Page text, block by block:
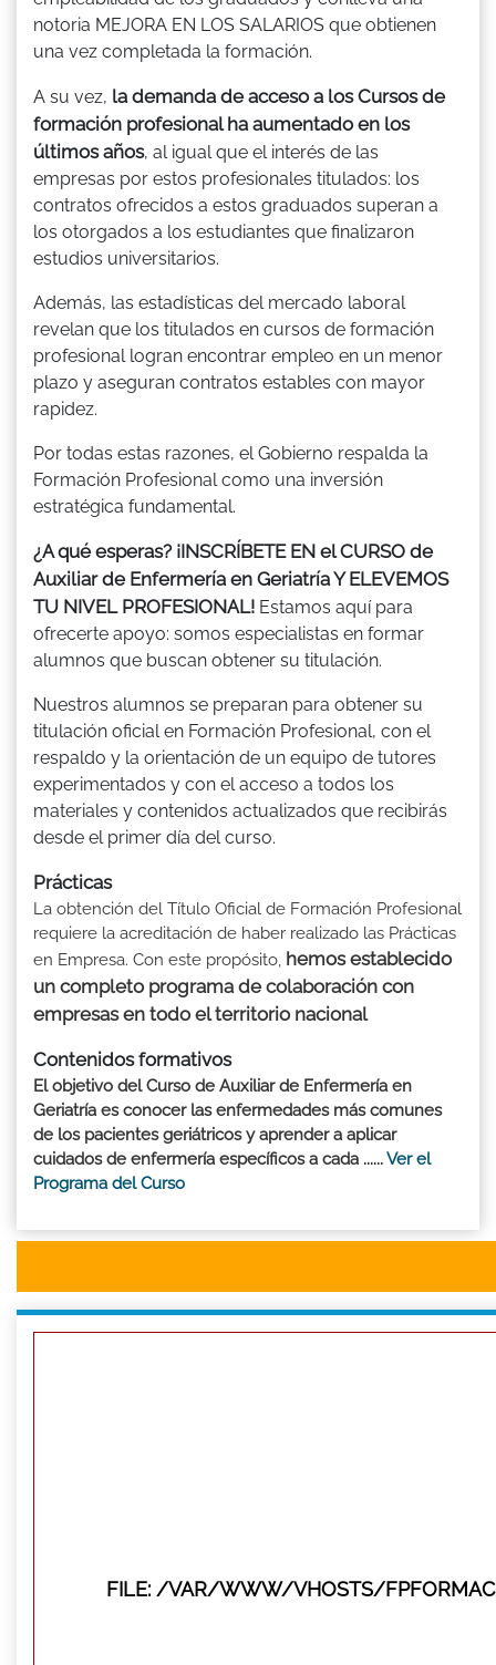
notoria MEJORA EN LOS SALARIOS que obtienen
una vez completada la formación.
A su vez, la demanda de acceso a los Cursos de
formación profesional ha aumentado en los
últimos años, al igual que el interés de las
empresas por estos profesionales titulados: los
contratos ofrecidos a estos graduados superan a
los otorgados a los estudiantes que finalizaron
estudios universitarios.
Además, las estadísticas del mercado laboral
revelan que los titulados en cursos de formación
profesional logran encontrar empleo en un menor
plazo y aseguran contratos estables con mayor
rapidez.
Por todas estas razones, el Gobierno respalda la
Formación Profesional como una inversión
estratégica fundamental.
¿A qué esperas? ¡INSCRÍBETE EN el CURSO de
Auxiliar de Enfermería en Geriatría Y ELEVEMOS
TU NIVEL PROFESIONAL! Estamos aquí para
ofrecerte apoyo: somos especialistas en formar
alumnos que buscan obtener su titulación.
Nuestros alumnos se preparan para obtener su
titulación oficial en Formación Profesional, con el
respaldo y la orientación de un equipo de tutores
experimentados y con el acceso a todos los
materiales y contenidos actualizados que recibirás
desde el primer día del curso.
Prácticas
La obtención del Título Oficial de Formación Profesional
requiere la acreditación de haber realizado las Prácticas
en Empresa. Con este propósito, hemos establecido
un completo programa de colaboración con
empresas en todo el territorio nacional
Contenidos formativos
El objetivo del Curso de Auxiliar de Enfermería en
Geriatría es conocer las enfermedades más comunes
de los pacientes geriátricos y aprender a aplicar
cuidados de enfermería específicos a cada ......Ver el
Programa del Curso
FILE: /VAR/WWW/VHOSTS/